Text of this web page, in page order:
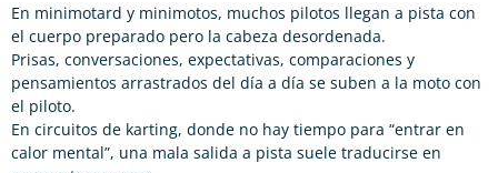
En minimotard y minimotos, muchos pilotos llegan a pista con
el cuerpo preparado pero la cabeza desordenada.
Prisas, conversaciones, expectativas, comparaciones y
pensamientos arrastrados del día a día se suben a la moto con
el piloto.
En circuitos de karting, donde no hay tiempo para “entrar en
calor mental”, una mala salida a pista suele traducirse en